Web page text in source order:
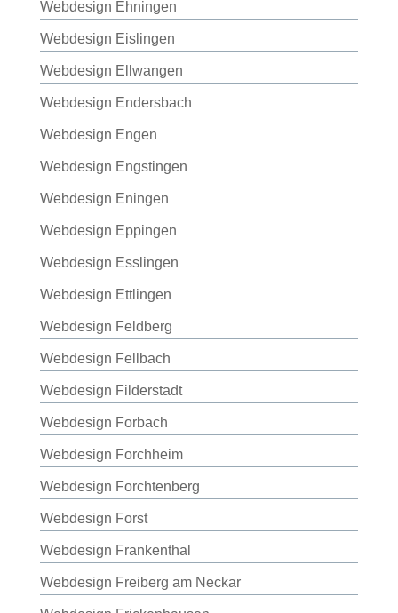
Webdesign Ehningen
Webdesign Eislingen
Webdesign Ellwangen
Webdesign Endersbach
Webdesign Engen
Webdesign Engstingen
Webdesign Eningen
Webdesign Eppingen
Webdesign Esslingen
Webdesign Ettlingen
Webdesign Feldberg
Webdesign Fellbach
Webdesign Filderstadt
Webdesign Forbach
Webdesign Forchheim
Webdesign Forchtenberg
Webdesign Forst
Webdesign Frankenthal
Webdesign Freiberg am Neckar